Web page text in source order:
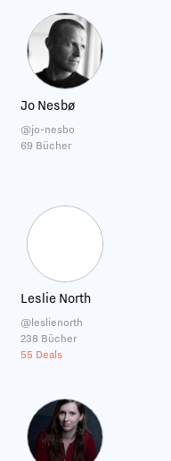
Jo Nesbø
@jo-nesbo
69 Bücher
Leslie North
@leslienorth
238 Bücher
55 Deals